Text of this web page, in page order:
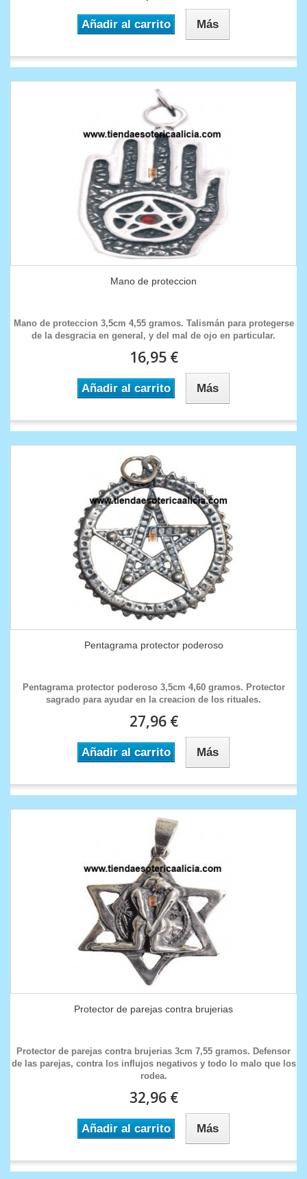
Añadir al carrito Más
Mano de proteccion
Mano de proteccion 3,5cm 4,55 gramos. Talismán para protegerse
de la desgracia en general, y del mal de ojo en particular.
16,95 €
Añadir al carrito Más
Pentagrama protector poderoso
Pentagrama protector poderoso 3,5cm 4,60 gramos. Protector
sagrado para ayudar en la creacion de los rituales.
27,96 €
Añadir al carrito Más
Protector de parejas contra brujerias
Protector de parejas contra brujerias 3cm 7,55 gramos. Defensor
de las parejas, contra los influjos negativos y todo lo malo que los
rodea.
32,96 €
Añadir al carrito Más